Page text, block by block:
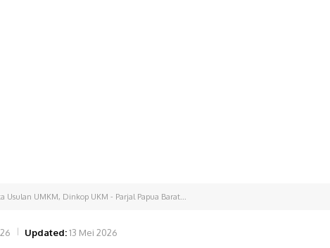
Usulan UMKM, Dinkop UKM - Parjal Papua Barat...
Updated:13 Mei 2026